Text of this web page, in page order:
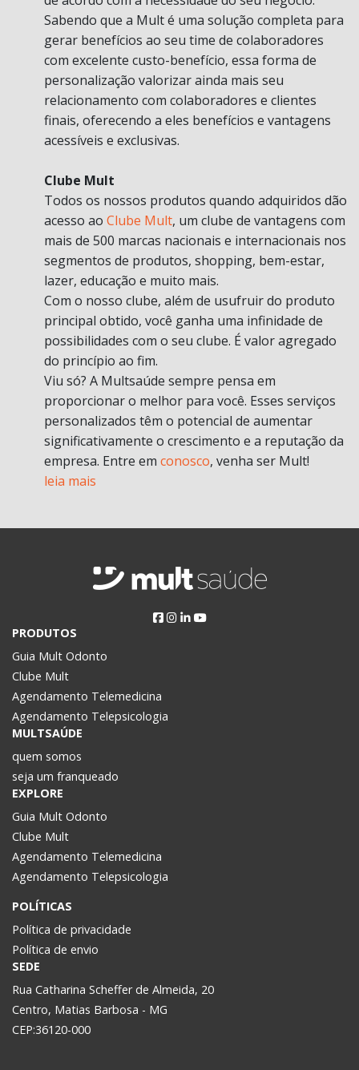
Sabendo que a Mult é uma solução completa para
gerar benefícios ao seu time de colaboradores
com excelente custo-benefício, essa forma de
personalização valorizar ainda mais seu
relacionamento com colaboradores e clientes
finais, oferecendo a eles benefícios e vantagens
acessíveis e exclusivas.
Clube Mult
Todos os nossos produtos quando adquiridos dão
acesso ao Clube Mult, um clube de vantagens com
mais de 500 marcas nacionais e internacionais nos
segmentos de produtos, shopping, bem-estar,
lazer, educação e muito mais.
Com o nosso clube, além de usufruir do produto
principal obtido, você ganha uma infinidade de
possibilidades com o seu clube. É valor agregado
do princípio ao fim.
Viu só? A Multsaúde sempre pensa em
proporcionar o melhor para você. Esses serviços
personalizados têm o potencial de aumentar
significativamente o crescimento e a reputação da
empresa. Entre em conosco, venha ser Mult!
leia mais
PRODUTOS
Guia Mult Odonto
Clube Mult
Agendamento Telemedicina
Agendamento Telepsicologia
MULTSAÚDE
quem somos
seja um franqueado
EXPLORE
Guia Mult Odonto
Clube Mult
Agendamento Telemedicina
Agendamento Telepsicologia
POLÍTICAS
Política de privacidade
Política de envio
SEDE
Rua Catharina Scheffer de Almeida, 20
Centro, Matias Barbosa - MG
CEP:36120-000